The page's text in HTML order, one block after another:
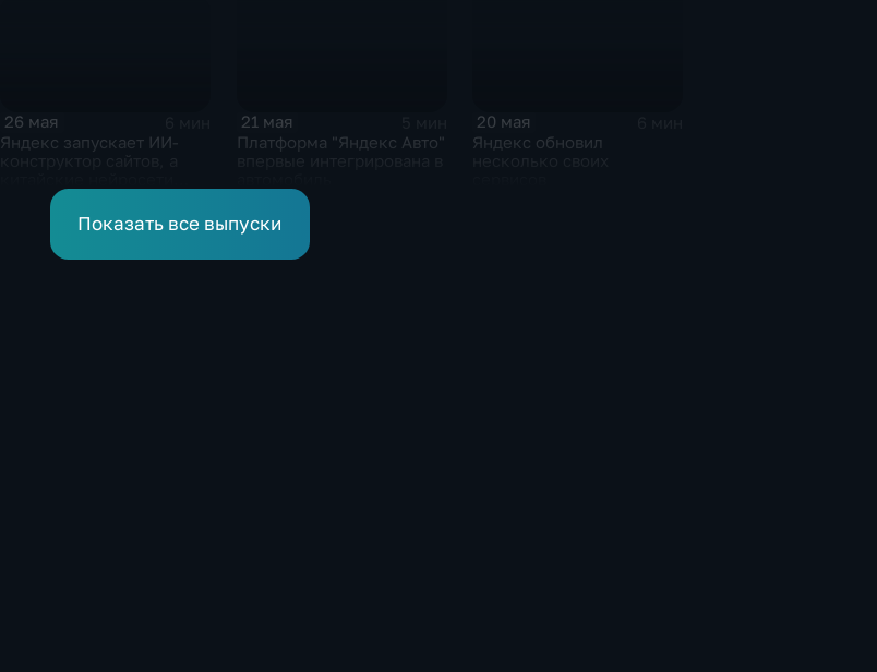
26 мая
Яндекс запускает ИИ-
демпингуют цены
21 мая
Платформа "Яндекс Авто"
20 мая
Яндекс обновил
Показать все выпуски